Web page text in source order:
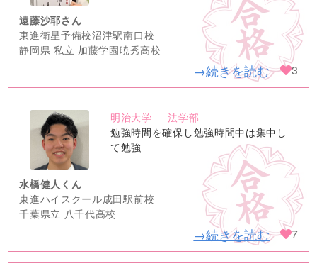
遠藤沙耶さん
東進衛星予備校沼津駅南口校
静岡県 私立 加藤学園暁秀高校
→続きを読む 3
no
image
明治大学
法学部
勉強時間を確保し勉強時間中は集中し
て勉強
水橋健人くん
東進ハイスクール成田駅前校
千葉県立 八千代高校
→続きを読む 7